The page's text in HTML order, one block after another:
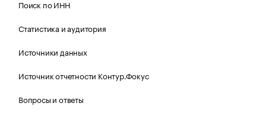
Поиск по ИНН
Статистика и аудитория
Источники данных
Источник отчетности Контур.Фокус
Вопросы и ответы